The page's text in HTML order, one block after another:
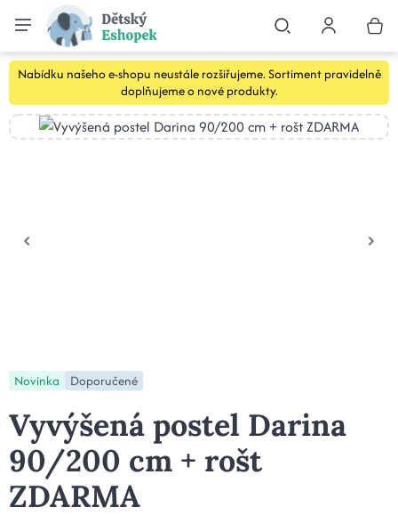
Nabídku našeho e-shopu neustále rozšiřujeme. Sortiment pravidelně
doplňujeme o nové produkty.
Novinka Doporučené
Vyvýšená postel Darina
90/200 cm + rošt
ZDARMA